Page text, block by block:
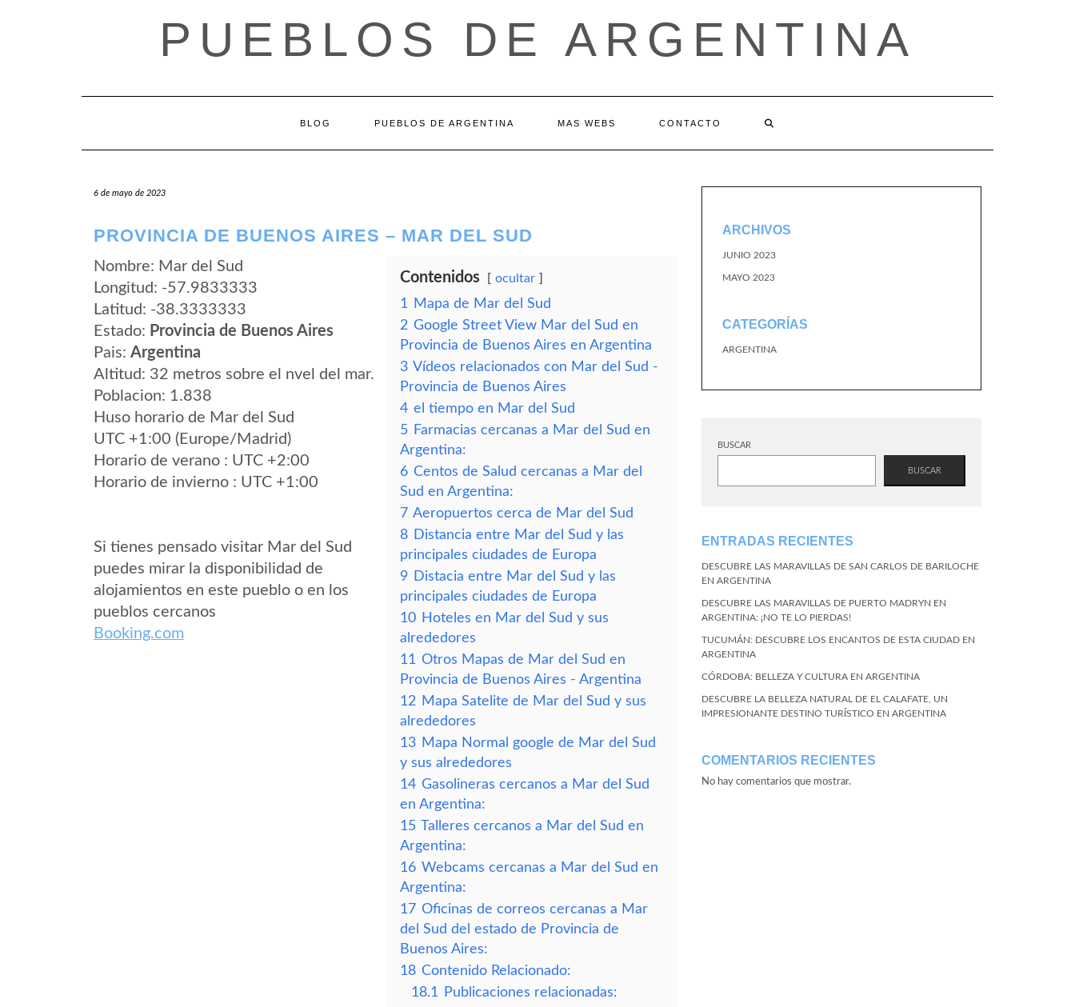
PUEBLOS DE ARGENTINA
BLOG PUEBLOS DE ARGENTINA MAS WEBS CONTACTO
6 de mayo de 2023
PROVINCIA DE BUENOS AIRES – MAR DEL SUD
Nombre: Mar del Sud
Longitud: -57.9833333
Latitud: -38.3333333
Estado: Provincia de Buenos Aires
Pais: Argentina
Altitud: 32 metros sobre el nvel del mar.
Poblacion: 1.838
Huso horario de Mar del Sud
UTC +1:00 (Europe/Madrid)
Horario de verano : UTC +2:00
Horario de invierno : UTC +1:00
Si tienes pensado visitar Mar del Sud
puedes mirar la disponibilidad de
alojamientos en este pueblo o en los
pueblos cercanos
Booking.com
Contenidos ocultar
1
Mapa de Mar del Sud
2 Google Street View Mar del Sud en
Provincia de Buenos Aires en Argentina
3 Vídeos relacionados con Mar del Sud -
Provincia de Buenos Aires
4 el tiempo en Mar del Sud
5 Farmacias cercanas a Mar del Sud en
Argentina:
6 Centos de Salud cercanas a Mar del
Sud en Argentina:
7 Aeropuertos cerca de Mar del Sud
8 Distancia entre Mar del Sud y las
principales ciudades de Europa
9 Distacia entre Mar del Sud y las
principales ciudades de Europa
10 Hoteles en Mar del Sud y sus
alrededores
11 Otros Mapas de Mar del Sud en
Provincia de Buenos Aires - Argentina
12 Mapa Satelite de Mar del Sud y sus
alrededores
13 Mapa Normal google de Mar del Sud
y sus alrededores
14 Gasolineras cercanos a Mar del Sud
en Argentina:
15 Talleres cercanos a Mar del Sud en
Argentina:
16 Webcams cercanas a Mar del Sud en
Argentina:
17 Oficinas de correos cercanas a Mar
del Sud del estado de Provincia de
Buenos Aires:
18 Contenido Relacionado:
18.1
Publicaciones relacionadas:
ARCHIVOS
JUNIO 2023
MAYO 2023
CATEGORÍAS
ARGENTINA
BUSCAR
BUSCAR
ENTRADAS RECIENTES
DESCUBRE LAS MARAVILLAS DE SAN CARLOS DE BARILOCHE
EN ARGENTINA
DESCUBRE LAS MARAVILLAS DE PUERTO MADRYN EN
ARGENTINA: ¡NO TE LO PIERDAS!
TUCUMÁN: DESCUBRE LOS ENCANTOS DE ESTA CIUDAD EN
ARGENTINA
CÓRDOBA: BELLEZA Y CULTURA EN ARGENTINA
DESCUBRE LA BELLEZA NATURAL DE EL CALAFATE, UN
IMPRESIONANTE DESTINO TURÍSTICO EN ARGENTINA
COMENTARIOS RECIENTES
No hay comentarios que mostrar.